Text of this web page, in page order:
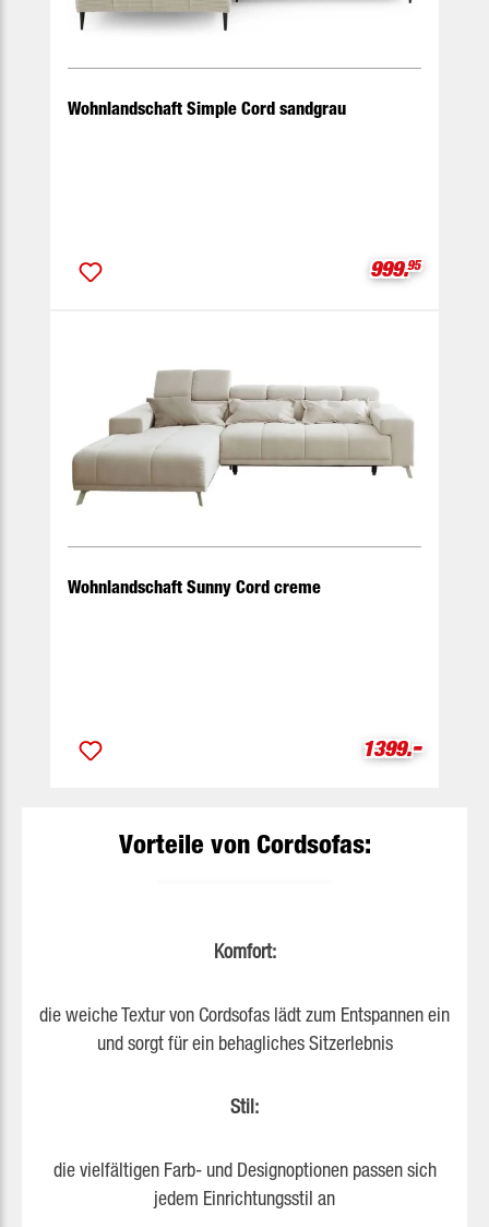
Wohnlandschaft Simple Cord sandgrau
999.95
Wohnlandschaft Sunny Cord creme
Verkaufspreis:
1399.-
Vorteile von Cordsofas:
Komfort:
die weiche Textur von Cordsofas lädt zum Entspannen ein
und sorgt für ein behagliches Sitzerlebnis
Stil:
die vielfältigen Farb- und Designoptionen passen sich
jedem Einrichtungsstil an